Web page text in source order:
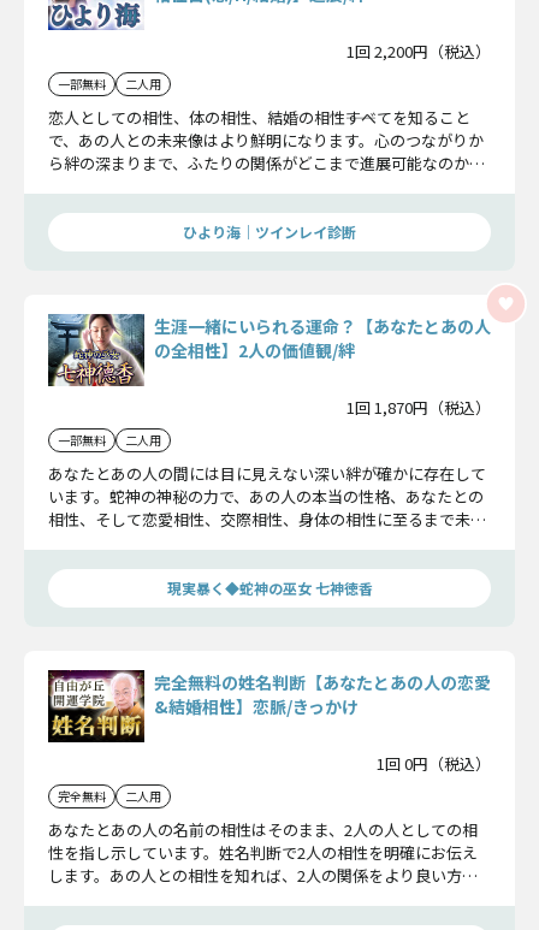
1回 2,200円（税込）
一部無料 二人用
恋人としての相性、体の相性、結婚の相性――すべてを知ること
で、あの人との未来像はより鮮明になります。心のつながりか
ら絆の深まりまで、ふたりの関係がどこまで進展可能なのかを
ひより海｜ツインレイ診断
生涯一緒にいられる運命？【あなたとあの人
の全相性】2人の価値観/絆
1回 1,870円（税込）
一部無料 二人用
あなたとあの人の間には目に見えない深い絆が確かに存在して
います。蛇神の神秘の力で、あの人の本当の性格、あなたとの
相性、そして恋愛相性、交際相性、身体の相性に至るまで未来
現実暴く◆蛇神の巫女 七神徳香
完全無料の姓名判断【あなたとあの人の恋愛
&結婚相性】恋脈/きっかけ
1回 0円（税込）
完全無料 二人用
あなたとあの人の名前の相性はそのまま、2人の人としての相
性を指し示しています。姓名判断で2人の相性を明確にお伝え
します。あの人との相性を知れば、2人の関係をより良い方へ